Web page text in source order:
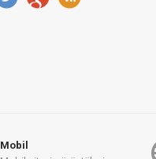
Mobil